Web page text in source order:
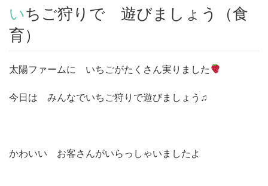
いちご狩りで 遊びましょう（食
育）
太陽ファームに いちごがたくさん実りました
今日は みんなでいちご狩りで遊びましょう♫
かわいい お客さんがいらっしゃいましたよ